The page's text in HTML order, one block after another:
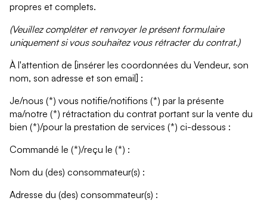
propres et complets.
(Veuillez compléter et renvoyer le présent formulaire
uniquement si vous souhaitez vous rétracter du contrat.)
À l'attention de [insérer les coordonnées du Vendeur, son
nom, son adresse et son email] :
Je/nous (*) vous notifie/notifions (*) par la présente
ma/notre (*) rétractation du contrat portant sur la vente du
bien (*)/pour la prestation de services (*) ci-dessous :
Commandé le (*)/reçu le (*) :
Nom du (des) consommateur(s) :
Adresse du (des) consommateur(s) :